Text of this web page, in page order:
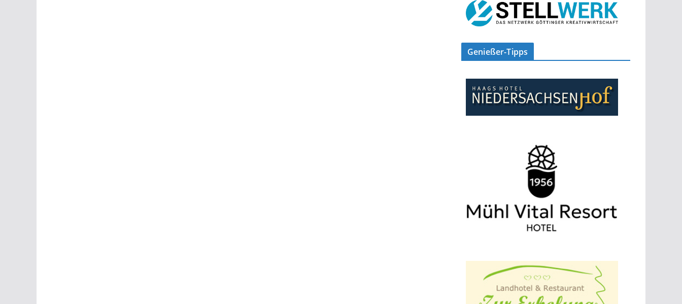
Genießer-Tipps